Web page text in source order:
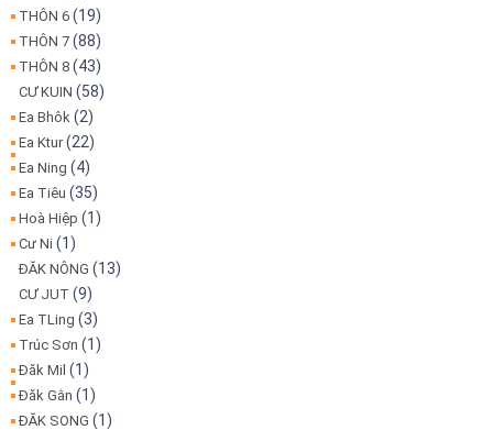
THÔN 6 (19)
THÔN 7 (88)
THÔN 8 (43)
CƯ KUIN (58)
Ea Bhôk (2)
Ea Ktur(22)
Ea Ning (4)
Ea Tiêu (35)
Hoà Hiệp (1)
Cư Ni (1)
ĐĂK NÔNG (13)
CƯ JUT (9)
Ea TLing (3)
Trúc Sơn (1)
Đăk Mil (1)
Đăk Gằn (1)
ĐĂK SONG (1)